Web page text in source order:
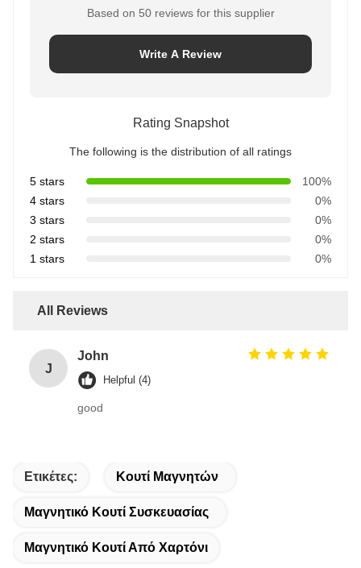
Based on 50 reviews for this supplier
Write A Review
Rating Snapshot
The following is the distribution of all ratings
5 stars
100%
4 stars
0%
3 stars
0%
2 stars
0%
1 stars
0%
All Reviews
J
John
Helpful (4)
good
Ετικέτες: Κουτί Μαγνητών
Μαγνητικό Κουτί Συσκευασίας
Μαγνητικό Κουτί Από Χαρτόνι